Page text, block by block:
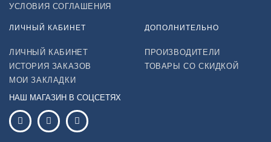
УСЛОВИЯ СОГЛАШЕНИЯ
ЛИЧНЫЙ КАБИНЕТ
ЛИЧНЫЙ КАБИНЕТ
ИСТОРИЯ ЗАКАЗОВ
МОИ ЗАКЛАДКИ
ДОПОЛНИТЕЛЬНО
ПРОИЗВОДИТЕЛИ
ТОВАРЫ СО СКИДКОЙ
НАШ МАГАЗИН В СОЦСЕТЯХ